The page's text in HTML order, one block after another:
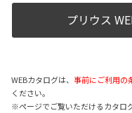
プリウス
WEBカタログは、 事前にご利用の
ください。
※ページでご覧いただけるカタロ